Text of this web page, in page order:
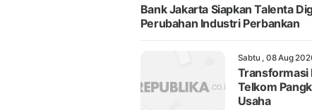
Bank Jakarta Siapkan Talenta
Perubahan Industri Perbankan
Sabtu , 08 Aug
Transformasi
Telkom
Usaha